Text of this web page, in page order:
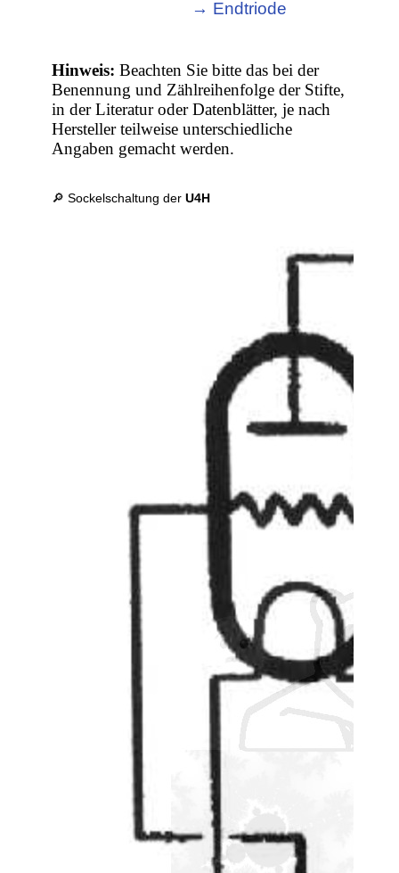
→ Endtriode
Hinweis: Beachten Sie bitte das bei der
Benennung und Zählreihenfolge der Stifte,
in der Literatur oder Datenblätter, je nach
Hersteller teilweise unterschiedliche
Angaben gemacht werden.
🔎 Sockelschaltung derU4H